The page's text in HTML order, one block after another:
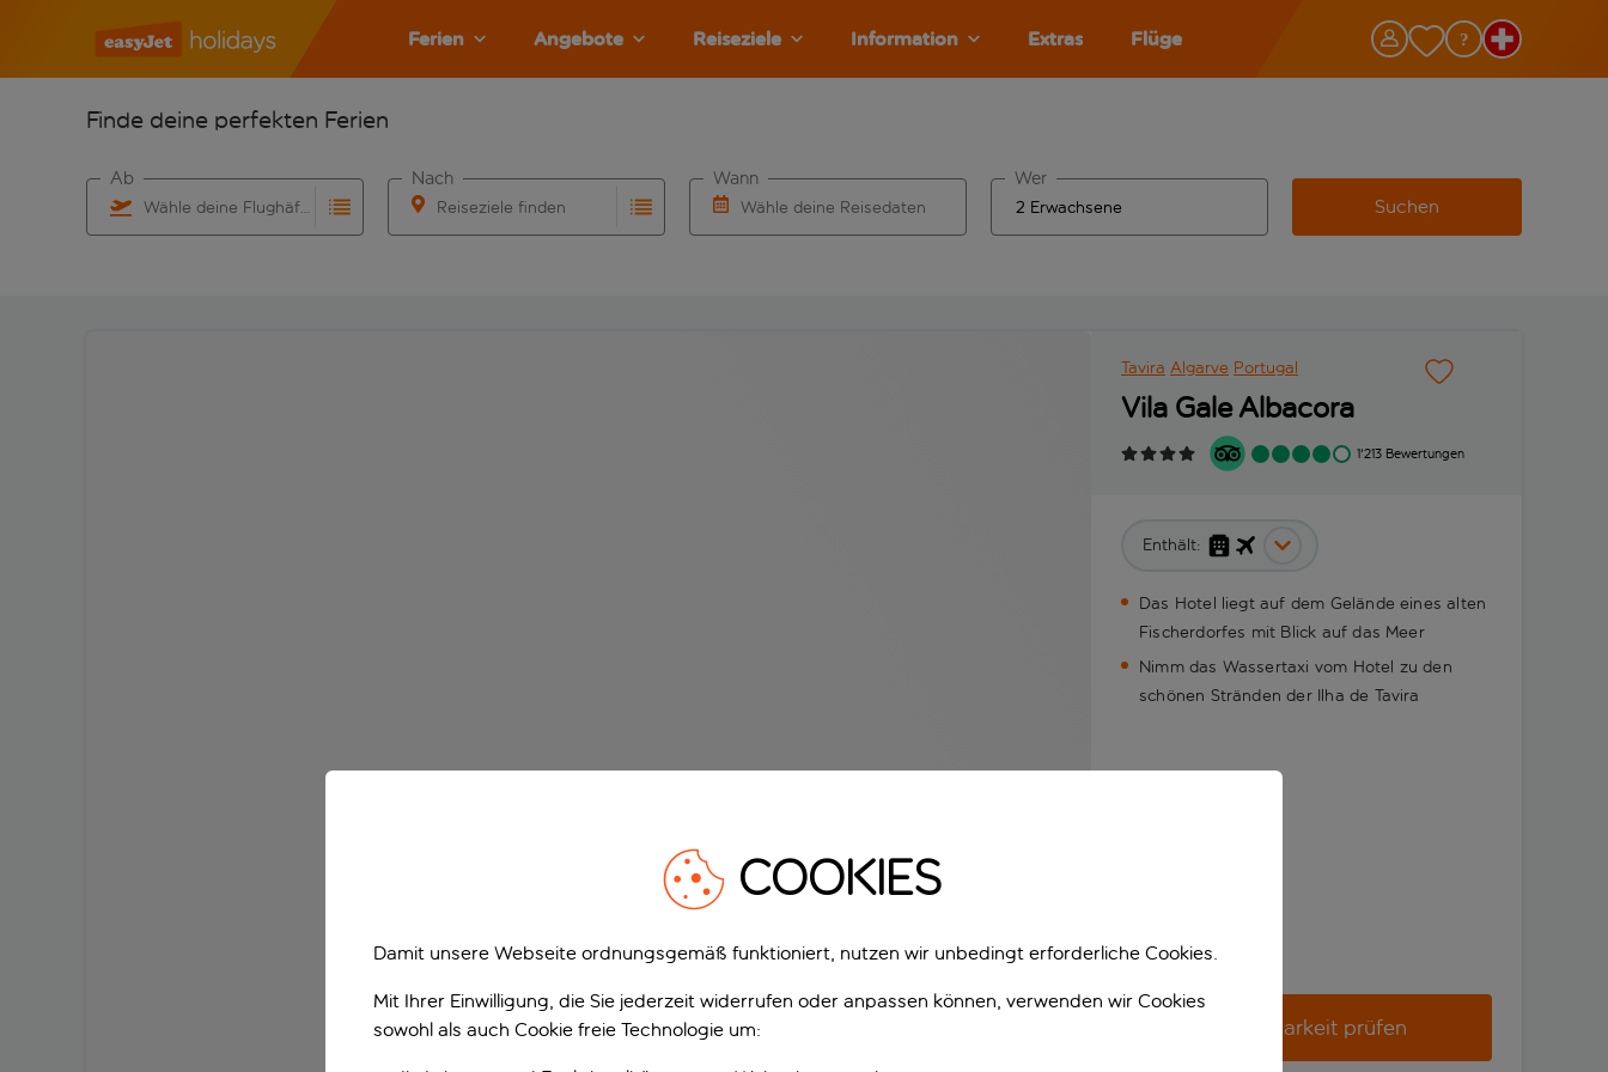
Ferien Angebote Reiseziele Information Extras Flüge
Finde deine perfekten Ferien
Wähle deine Flughäfen
Ab
Reiseziele finden
Nach
Wähle deine Reisedaten
Wann Wer
Suchen
Tavira Algarve Portugal
Vila Gale Albacora
1'213 Bewertungen
Enthält:
Das Hotel liegt auf dem Gelände eines alten
Fischerdorfes mit Blick auf das Meer
Nimm das Wassertaxi vom Hotel zu den
schönen Stränden der Ilha de Tavira
Verfügbarkeit prüfen
COOKIES
Damit unsere Webseite ordnungsgemäß funktioniert, nutzen wir unbedingt erforderliche Cookies.
Mit Ihrer Einwilligung, die Sie jederzeit widerrufen oder anpassen können, verwenden wir Cookies
sowohl als auch Cookie freie Technologie um: